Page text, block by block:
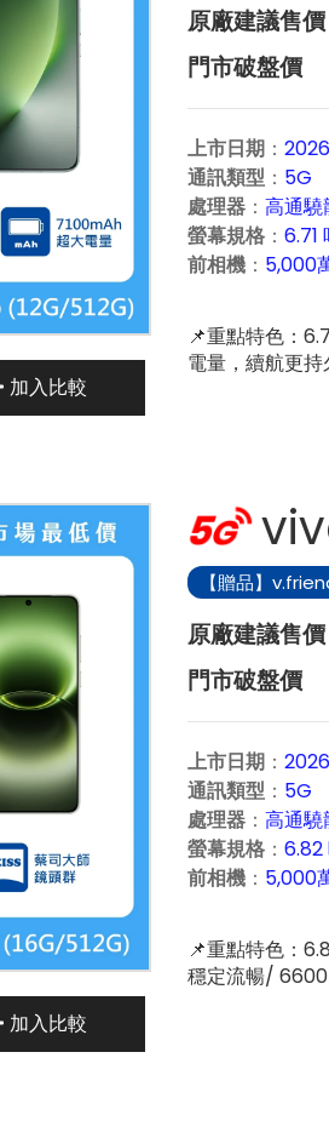
加入比較
上市日期：
通訊類型： 5G
處理器： 高通
螢幕規格： 6.71
前相機： 5,000
📌重點特色：
電量，續航更
加入比較
【贈品】
上市日期：
通訊類型： 5G
處理器： 高通
螢幕規格： 6.82
前相機： 5,000
📌重點特色：
穩定流暢/